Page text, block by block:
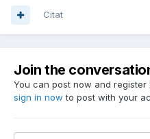
Citat
Join the
You can post now and
sign in now to post with your